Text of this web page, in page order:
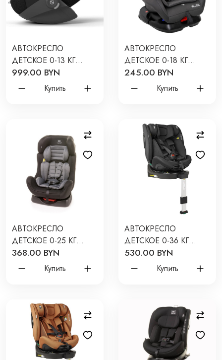
АВТОКРЕСЛО
ДЕТСКОЕ 0-13 КГ
CYBEX CLOUD T I-SIZE
ЦВЕТ: SEPIA BLACK
523000219
999.00 BYN
Купить
АВТОКРЕСЛО
ДЕТСКОЕ 0-18 КГ
BAMBOLA BAMBINO
ЦВЕТ: ГРАФИТ СОТЫ
245.00 BYN
Купить
АВТОКРЕСЛО
ДЕТСКОЕ 0-25 КГ
4BABY FREEWAY
ЦВЕТ: GREY
368.00 BYN
Купить
АВТОКРЕСЛО
ДЕТСКОЕ 0-36 КГ
PITUSO ROYS PRO I-
SIZE ЦВЕТ: BLACK /
ЧЕРНЫЙ BW25-PRO-
530.00 BYN
Купить